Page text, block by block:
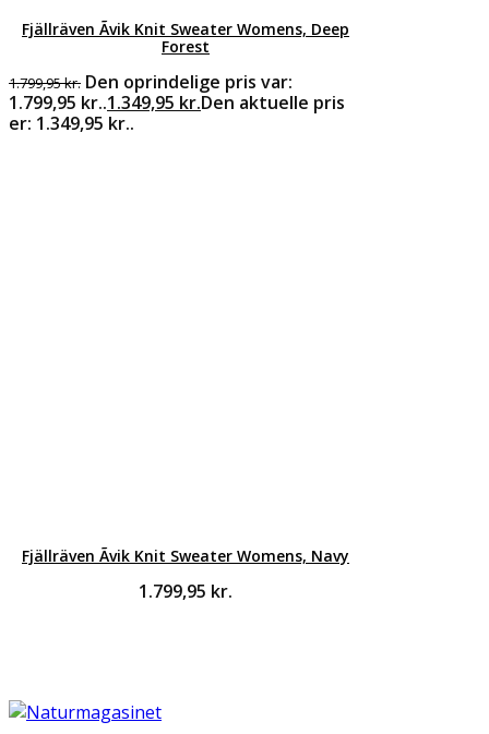
Fjällräven Ãvik Knit Sweater Womens, Deep
Forest
1.799,95kr. Den oprindelige pris var:
1.799,95 kr..1.349,95 kr.Den aktuelle pris
er: 1.349,95 kr..
Fjällräven Ãvik Knit Sweater Womens, Navy
1.799,95 kr.